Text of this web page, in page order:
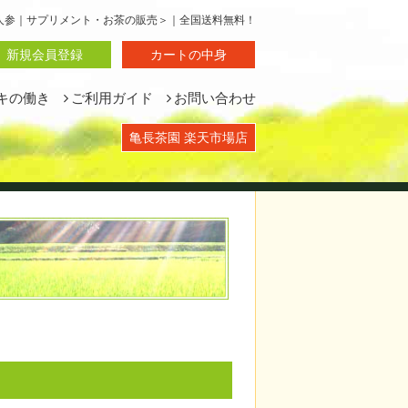
｜サプリメント・お茶の販売＞｜全国送料無料！
新規会員登録 カートの中身
の働き ご利用ガイド お問い合わせ
亀長茶園 楽天市場店